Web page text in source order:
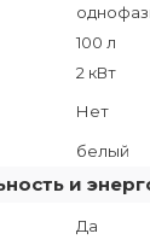
100 л
2 кВт
Нет
белый
и
Да